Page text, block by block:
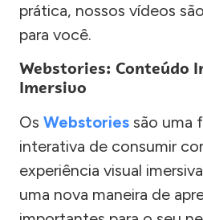
prática, nossos vídeos
para você.
Webstories: Conteúdo
Imersivo
Os Webstories são uma
interativa de consumir
experiência visual
uma nova maneira de